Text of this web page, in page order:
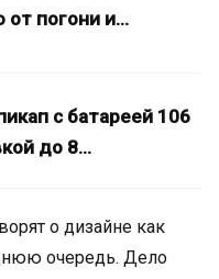
от погони и…
с батареей 106
до 8…
о дизайне как
очередь. Дело